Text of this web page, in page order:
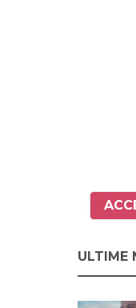
ULTIME